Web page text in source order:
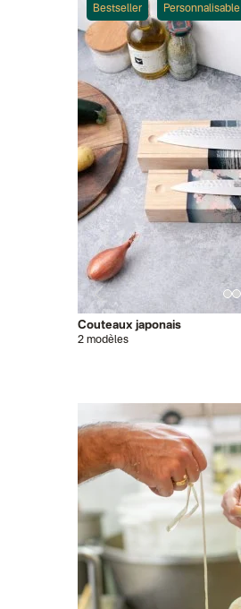
Bestseller Personnalisable
Couteaux japonais
2 modèles